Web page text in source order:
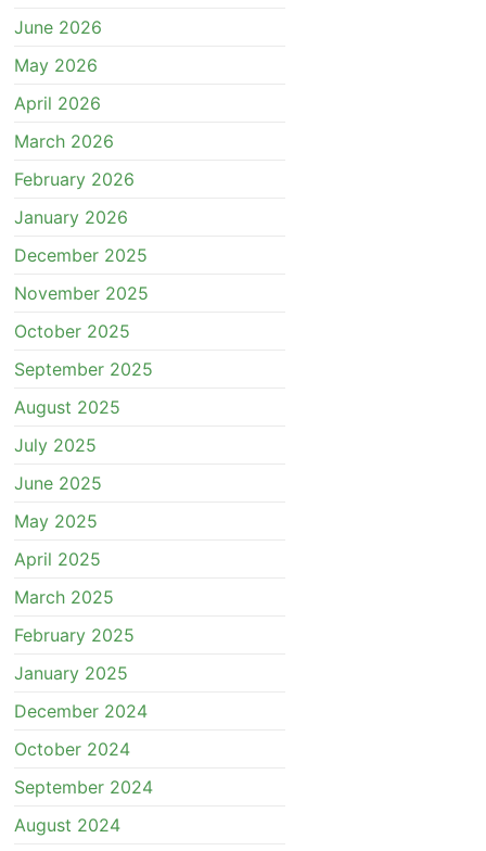
June 2026
May 2026
April 2026
March 2026
February 2026
January 2026
December 2025
November 2025
October 2025
September 2025
August 2025
July 2025
June 2025
May 2025
April 2025
March 2025
February 2025
January 2025
December 2024
October 2024
September 2024
August 2024